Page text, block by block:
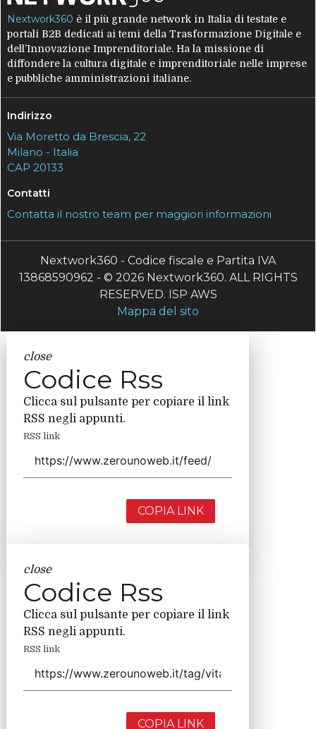
Nextwork360 è il più grande network in Italia di testate e
portali B2B dedicati ai temi della Trasformazione Digitale e
dell’Innovazione Imprenditoriale. Ha la missione di
diffondere la cultura digitale e imprenditoriale nelle imprese
e pubbliche amministrazioni italiane.
Indirizzo
Via Moretto da Brescia, 22
Milano - Italia
CAP 20133
Contatti
Contatta il nostro team per maggiori informazioni
Nextwork360 - Codice fiscale e Partita IVA
13868590962 - © 2026 Nextwork360. ALL RIGHTS
RESERVED. ISP AWS
Mappa del sito
close
Codice Rss
Clicca sul pulsante per copiare il link
RSS negli appunti.
RSS link
COPIA LINK
close
Codice Rss
Clicca sul pulsante per copiare il link
RSS negli appunti.
RSS link
COPIA LINK